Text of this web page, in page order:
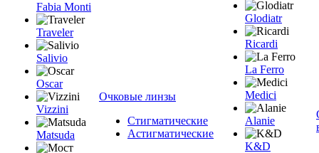
Fabia Monti
Traveler
Salivio
Oscar
Vizzini
Matsuda
Очковые линзы
Стигматические
Астигматические
Glodiatr
Ricardi
La Ferro
Medici
Alanie
K&D